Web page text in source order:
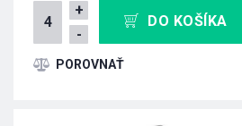
+
-
DO KOŠÍKA